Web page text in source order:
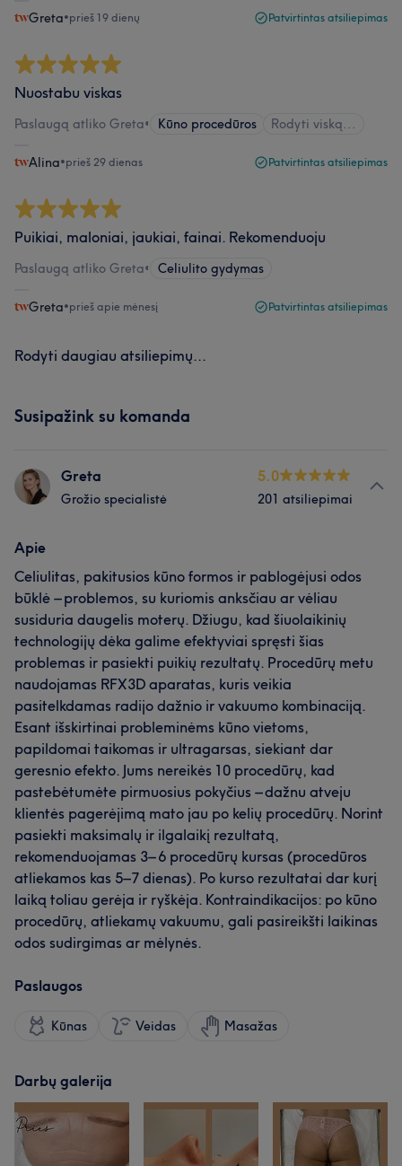
Greta•prieš 19 dienų Patvirtintas atsiliepimas
Nuostabu viskas
Paslaugą atliko Greta• Kūno procedūros Rodyti viską...
Alina•prieš 29 dienas Patvirtintas atsiliepimas
Puikiai, maloniai, jaukiai, fainai. Rekomenduoju
Paslaugą atliko Greta• Celiulito gydymas
Greta•prieš apie mėnesį Patvirtintas atsiliepimas
Rodyti daugiau atsiliepimų...
Susipažink su komanda
Greta
Grožio specialistė
5.0
201 atsiliepimai
Apie
Celiulitas, pakitusios kūno formos ir pablogėjusi odos
būklė – problemos, su kuriomis anksčiau ar vėliau
susiduria daugelis moterų. Džiugu, kad šiuolaikinių
technologijų dėka galime efektyviai spręsti šias
problemas ir pasiekti puikių rezultatų. Procedūrų metu
naudojamas RFX3D aparatas, kuris veikia
pasitelkdamas radijo dažnio ir vakuumo kombinaciją.
Esant išskirtinai probleminėms kūno vietoms,
papildomai taikomas ir ultragarsas, siekiant dar
geresnio efekto. Jums nereikės 10 procedūrų, kad
pastebėtumėte pirmuosius pokyčius – dažnu atveju
klientės pagerėjimą mato jau po kelių procedūrų. Norint
pasiekti maksimalų ir ilgalaikį rezultatą,
rekomenduojamas 3– 6 procedūrų kursas (procedūros
atliekamos kas 5–7 dienas). Po kurso rezultatai dar kurį
laiką toliau gerėja ir ryškėja. Kontraindikacijos: po kūno
procedūrų, atliekamų vakuumu, gali pasireikšti laikinas
odos sudirgimas ar mėlynės.
Paslaugos
Kūnas Veidas Masažas
Darbų galerija